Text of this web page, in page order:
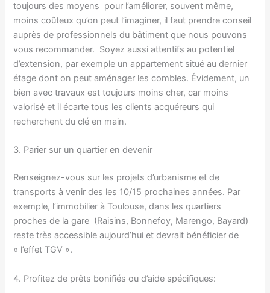
toujours des moyens pour l’améliorer, souvent même,
moins coûteux qu’on peut l’imaginer, il faut prendre conseil
auprès de professionnels du bâtiment que nous pouvons
vous recommander. Soyez aussi attentifs au potentiel
d’extension, par exemple un appartement situé au dernier
étage dont on peut aménager les combles. Évidement, un
bien avec travaux est toujours moins cher, car moins
valorisé et il écarte tous les clients acquéreurs qui
recherchent du clé en main.
3. Parier sur un quartier en devenir
Renseignez-vous sur les projets d’urbanisme et de
transports à venir des les 10/15 prochaines années. Par
exemple, l’immobilier à Toulouse, dans les quartiers
proches de la gare (Raisins, Bonnefoy, Marengo, Bayard)
reste très accessible aujourd’hui et devrait bénéficier de
« l’effet TGV ».
4. Profitez de prêts bonifiés ou d’aide spécifiques: